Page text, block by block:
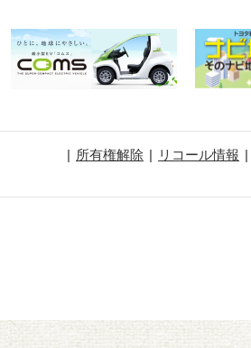
所有権解除 リコール情報